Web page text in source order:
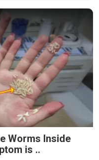
Worms Inside
is ..